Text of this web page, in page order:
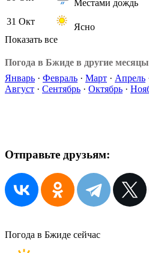
Местами дождь
31 Окт
Ясно
Показать все
Погода в Бжиде в другие
Январь · Февраль · Март · Апрель
Август · Сентябрь · Октябрь ·
Отправьте друзьям:
Погода в Бжиде сейчас